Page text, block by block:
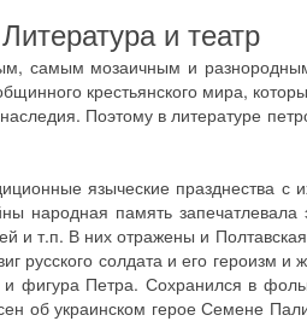
Литература и театр
самым мозаичным и
крестьянского мира,
Поэтому в литературе
языческие празднества
народная память
и т.п. В них отражены и
русского солдата и его героизм
и фигура Петра. Сохранился в
об украинском герое Семене